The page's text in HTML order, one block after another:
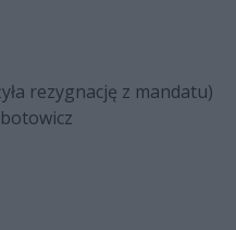
rezygnację z mandatu)